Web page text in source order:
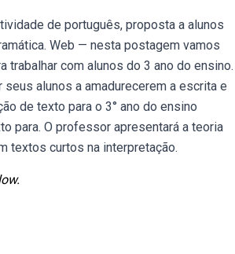
de português, proposta a alunos
Web — nesta postagem vamos
com alunos do 3 ano do ensino.
alunos a amadurecerem a escrita e
de texto para o 3° ano do ensino
para. O professor apresentará a teoria
textos curtos na interpretação.